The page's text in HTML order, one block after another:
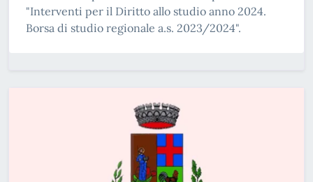
"Interventi per il Diritto allo studio anno 2024.
Borsa di studio regionale a.s. 2023/2024".